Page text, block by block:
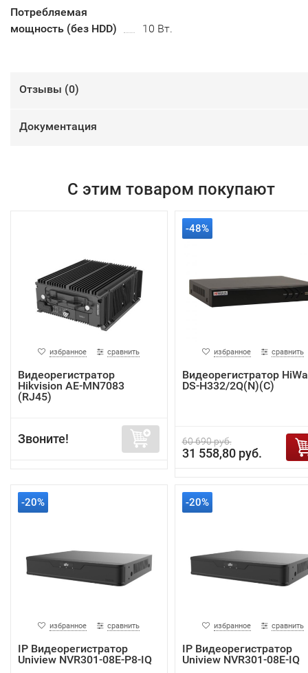
Потребляемая
мощность (без HDD)
10 Вт.
Отзывы (0)
Документация
С этим товаром покупают
избранное сравнить
Видеорегистратор
Hikvision AE-MN7083
(RJ45)
Звоните!
-48%
избранное сравнить
Видеорегистратор
DS-H332/2Q(N)(C)
60 690 руб.
31 558,80 руб.
-20%
избранное сравнить
IP Видеорегистратор
Uniview NVR301-08E-P8-IQ
-20%
избранное сравнить
IP Видеорегистратор
Uniview NVR301-08E-IQ